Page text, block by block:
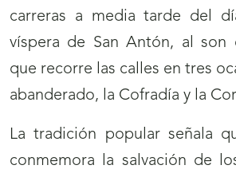
carreras a media tarde del
víspera de San Antón, al son
que recorre las calles en tres
abanderado, la Cofradía y la
La tradición popular señala
conmemora la salvación de